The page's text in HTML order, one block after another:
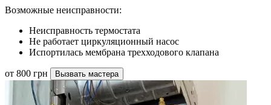
Возможные неисправности:
Неисправность термостата
Не работает циркуляционный насос
Испортилась мембрана трехходового клапана
от 800 грн Вызвать мастера